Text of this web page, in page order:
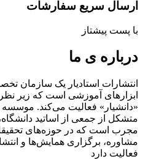
ارسال سریع سفارشات
با پست پیشتاز
درباره ی ما
انتشارات استادیار یک سازمان
ابزارهای آموزشی است که زیر
«دانشیار» فعالیت می‌کند. موسسه
متشکل از جمعی از اساتید
مجرب است که در حوزه‌های
مشاوره، برگزاری همایش‌ها و
فعالیت دارد